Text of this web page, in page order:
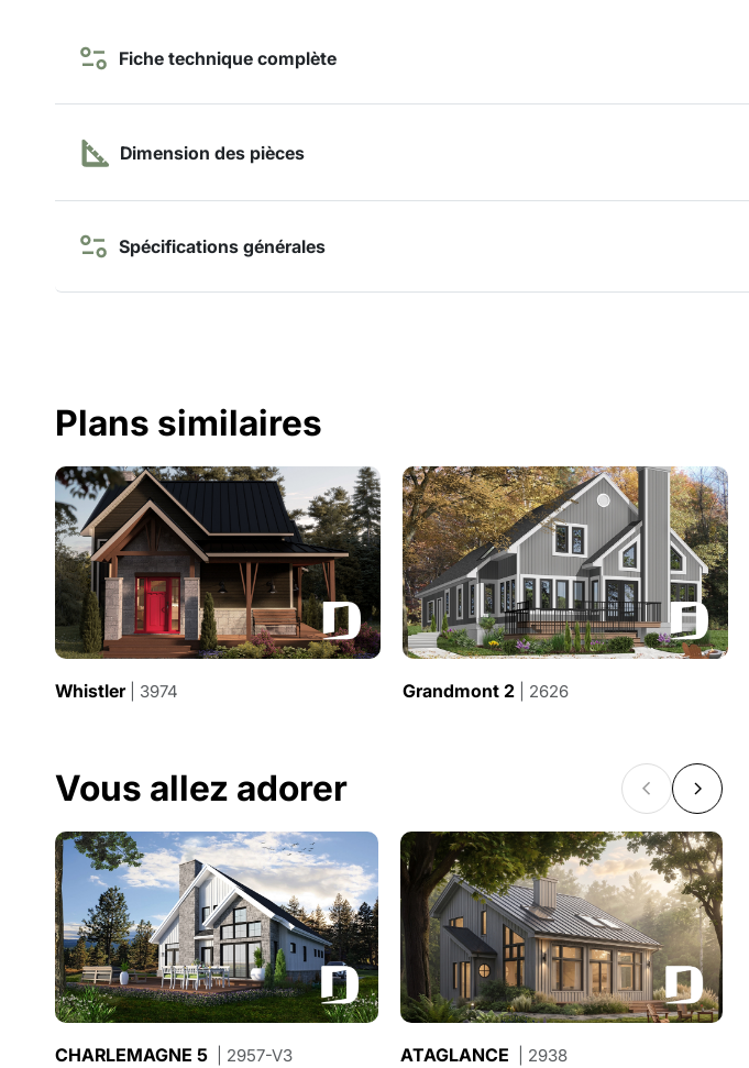
Fiche technique complète
Dimension des pièces
Spécifications générales
Plans similaires
Whistler | 3974 Grandmont 2 | 2626
Vous allez adorer
CHARLEMAGNE 5 | 2957-V3 ATAGLANCE | 2938